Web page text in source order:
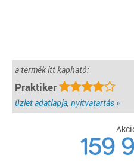
a termék itt kapható:
Praktiker
üzlet adatlapja, nyitvatartás »
159